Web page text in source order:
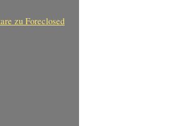
zu Foreclosed